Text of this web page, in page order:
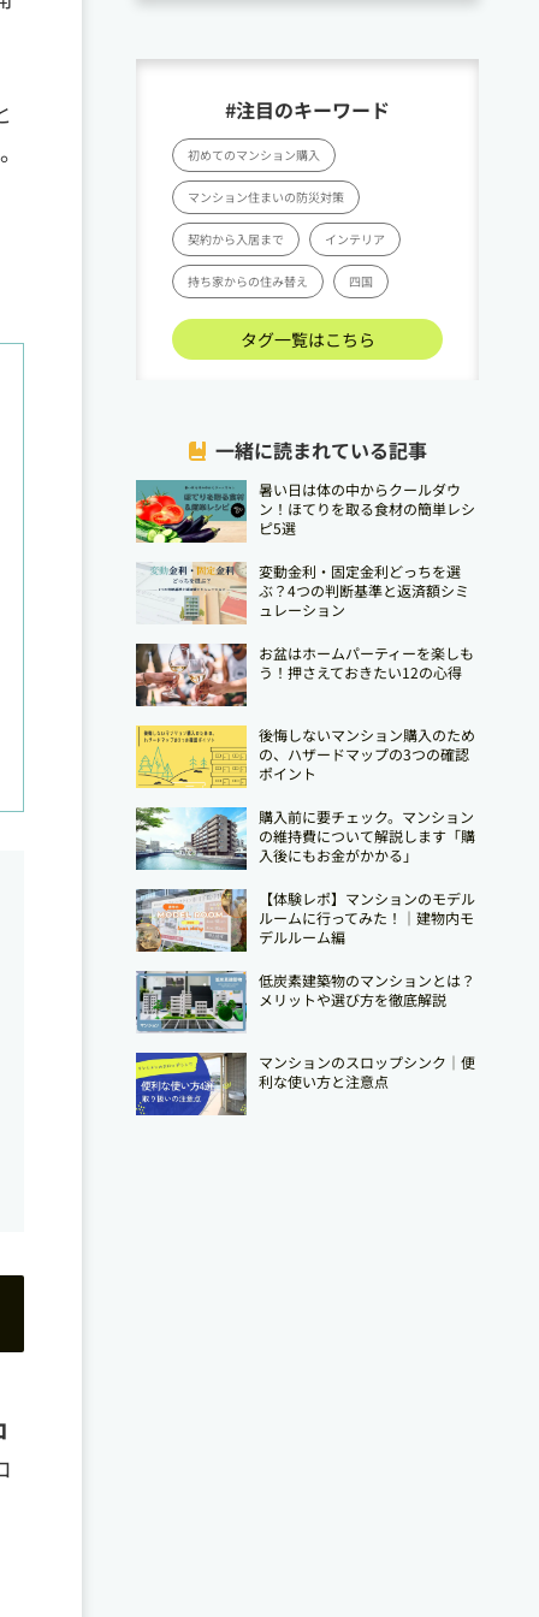
#注目のキーワード
初めてのマンション購入
マンション住まいの防災対策
契約から入居まで インテリア
持ち家からの住み替え 四国
タグ一覧はこちら
一緒に読まれている記事
暑い日は体の中からクールダウ
ン！ほてりを取る食材の簡単レシ
ピ5選
変動金利・固定金利どっちを選
ぶ？4つの判断基準と返済額シミ
ュレーション
お盆はホームパーティーを楽しも
う！押さえておきたい12の心得
後悔しないマンション購入のため
の、ハザードマップの3つの確認
ポイント
購入前に要チェック。マンション
の維持費について解説します「購
入後にもお金がかかる」
【体験レポ】マンションのモデル
ルームに行ってみた！｜建物内モ
デルルーム編
低炭素建築物のマンションとは？
メリットや選び方を徹底解説
マンションのスロップシンク│便
利な使い方と注意点